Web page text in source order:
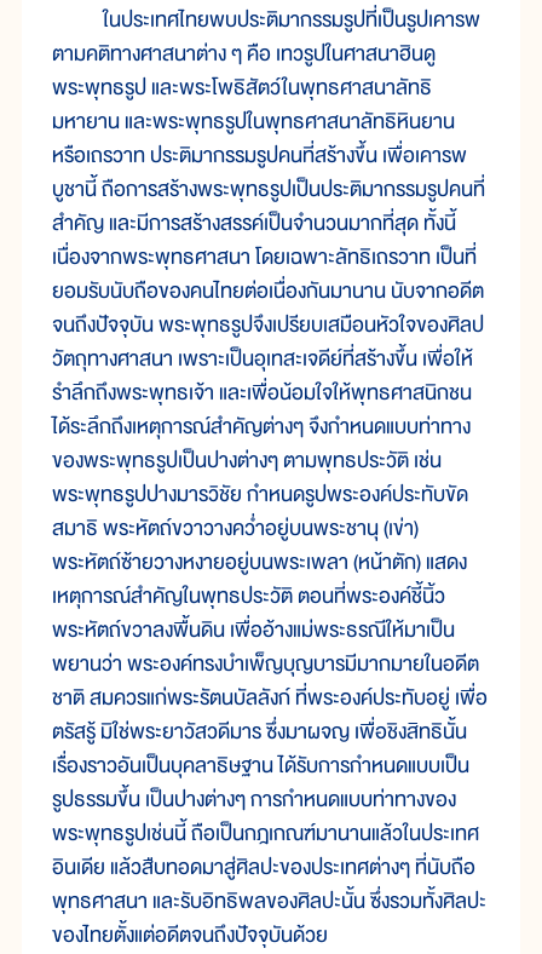
ในประเทศไทยพบประติมากรรมรูปที่เป็นรูปเคารพ
ตามคติทางศาสนาต่าง ๆ คือ เทวรูปในศาสนาฮินดู
พระพุทธรูป และพระโพธิสัตว์ในพุทธศาสนาลัทธิ
มหายาน และพระพุทธรูปในพุทธศาสนาลัทธิหินยาน
หรือเถรวาท ประติมากรรมรูปคนที่สร้างขึ้น เพื่อเคารพ
บูชานี้ ถือการสร้างพระพุทธรูปเป็นประติมากรรมรูปคนที่
สำคัญ และมีการสร้างสรรค์เป็นจำนวนมากที่สุด ทั้งนี้
เนื่องจากพระพุทธศาสนา โดยเฉพาะลัทธิเถรวาท เป็นที่
ยอมรับนับถือของคนไทยต่อเนื่องกันมานาน นับจากอดีต
จนถึงปัจจุบัน พระพุทธรูปจึงเปรียบเสมือนหัวใจของศิลป
วัตถุทางศาสนา เพราะเป็นอุเทสะเจดีย์ที่สร้างขึ้น เพื่อให้
รำลึกถึงพระพุทธเจ้า และเพื่อน้อมใจให้พุทธศาสนิกชน
ได้ระลึกถึงเหตุการณ์สำคัญต่างๆ จึงกำหนดแบบท่าทาง
ของพระพุทธรูปเป็นปางต่างๆ ตามพุทธประวัติ เช่น
พระพุทธรูปปางมารวิชัย กำหนดรูปพระองค์ประทับขัด
สมาธิ พระหัตถ์ขวาวางคว่ำอยู่บนพระชานุ (เข่า)
พระหัตถ์ซ้ายวางหงายอยู่บนพระเพลา (หน้าตัก) แสดง
เหตุการณ์สำคัญในพุทธประวัติ ตอนที่พระองค์ชี้นิ้ว
พระหัตถ์ขวาลงพื้นดิน เพื่ออ้างแม่พระธรณีให้มาเป็น
พยานว่า พระองค์ทรงบำเพ็ญบุญบารมีมากมายในอดีต
ชาติ สมควรแก่พระรัตนบัลลังก์ ที่พระองค์ประทับอยู่ เพื่อ
ตรัสรู้ มิใช่พระยาวัสวดีมาร ซึ่งมาผจญ เพื่อชิงสิทธินั้น
เรื่องราวอันเป็นบุคลาธิษฐาน ได้รับการกำหนดแบบเป็น
รูปธรรมขึ้น เป็นปางต่างๆ การกำหนดแบบท่าทางของ
พระพุทธรูปเช่นนี้ ถือเป็นกฎเกณฑ์มานานแล้วในประเทศ
อินเดีย แล้วสืบทอดมาสู่ศิลปะของประเทศต่างๆ ที่นับถือ
พุทธศาสนา และรับอิทธิพลของศิลปะนั้น ซึ่งรวมทั้งศิลปะ
ของไทยตั้งแต่อดีตจนถึงปัจจุบันด้วย